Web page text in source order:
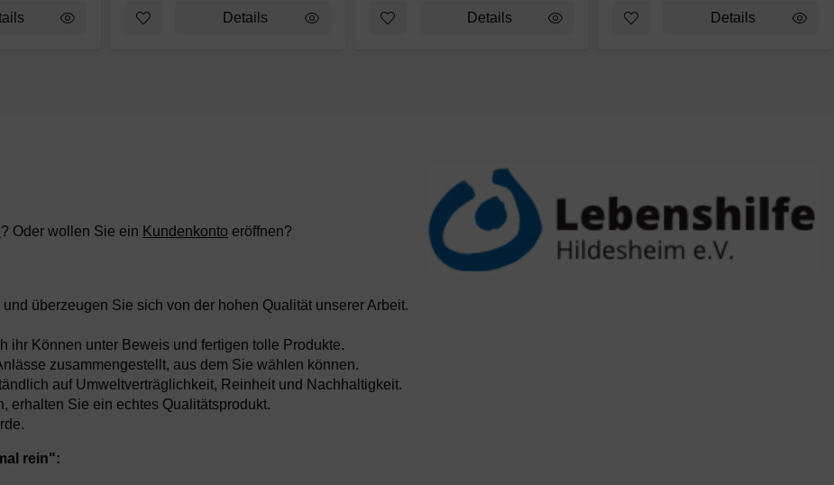
unter dem Sternenzelt
Werk.Wood Sicherheits- und Pflegehinweise
Zum Merkzettel hinzufügen: Magnet-Vase Werk.Wood
Details Zum Merkzettel hinzufügen: Schneidebrett Werk.Wood
Details Zum Merkzettel hinzufügen:
Details
? Oder wollen Sie ein Kundenkonto eröffnen?
überzeugen Sie sich von der hohen Qualität unserer Arbeit.
ihr Können unter Beweis und fertigen tolle Produkte.
zusammengestellt, aus dem Sie wählen können.
auf Umweltverträglichkeit, Reinheit und Nachhaltigkeit.
erhalten Sie ein echtes Qualitätsprodukt.
rein":